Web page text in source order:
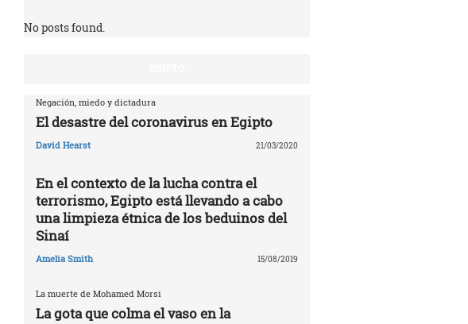
No posts found.
Negación, miedo y dictadura
El desastre del coronavirus en Egipto
David Hearst 21/03/2020
En el contexto de la lucha contra el
terrorismo, Egipto está llevando a cabo
una limpieza étnica de los beduinos del
Sinaí
Amelia Smith 15/08/2019
La muerte de Mohamed Morsi
La gota que colma el vaso en la